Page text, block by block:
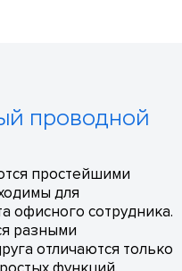
проводной
простейшими
для
офисного сотрудника.
разными
отличаются только